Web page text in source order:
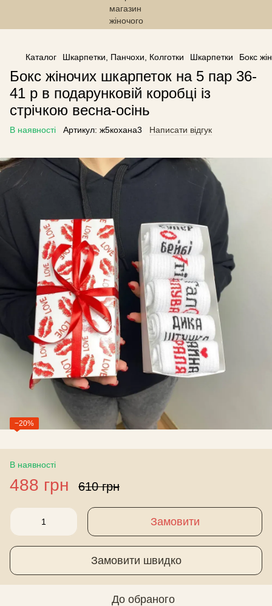
------------------------------------------------
Каталог Шкарпетки, Панчохи, Колготки Шкарпетки Бокс
Бокс жіночих шкарпеток на 5 пар 36-
41 р в подарунковій коробці із
стрічкою весна-осінь
В наявності Артикул: ж5кохана3 Написати відгук
−20%
В наявності
488 грн 610 грн
Замовити
Замовити швидко
До обраного